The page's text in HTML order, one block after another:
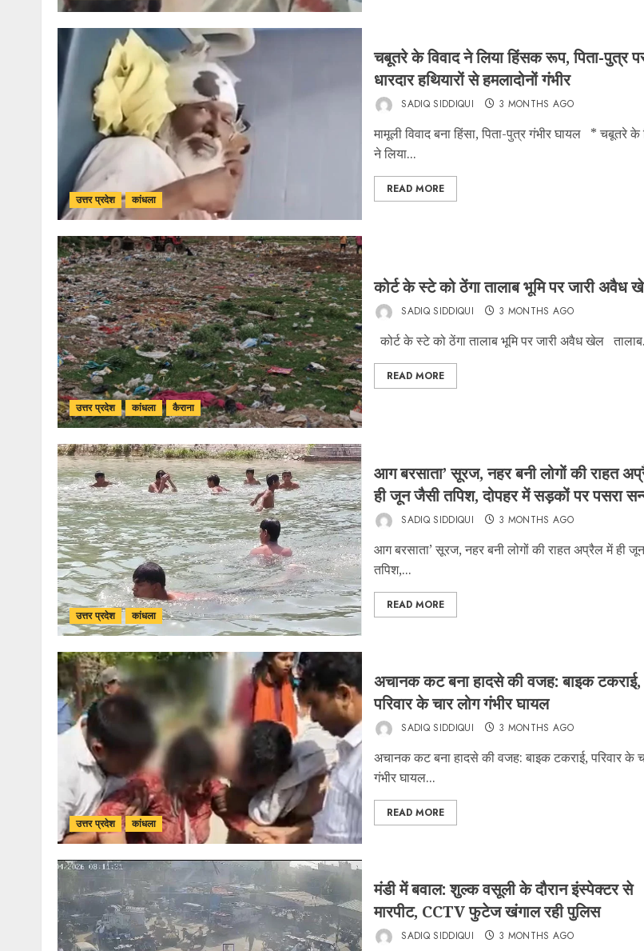
उत्तर प्रदेश कांधला
चबूतरे के विवाद ने लिया हिंसक रूप, पिता-पुत्र
धारदार हथियारों से हमलादोनों गंभीर
SADIQ SIDDIQUI 3 MONTHS AGO
मामूली विवाद बना हिंसा, पिता-पुत्र गंभीर घायल * चबूतरे के
ने लिया...
READ MORE
उत्तर प्रदेश कांधला कैराना
कोर्ट के स्टे को ठेंगा तालाब भूमि पर जारी अवैध
SADIQ SIDDIQUI 3 MONTHS AGO
कोर्ट के स्टे को ठेंगा तालाब भूमि पर जारी अवैध खेल
READ MORE
उत्तर प्रदेश कांधला
आग बरसाता’ सूरज, नहर बनी लोगों की राहत
ही जून जैसी तपिश, दोपहर में सड़कों पर पसरा
SADIQ SIDDIQUI 3 MONTHS AGO
आग बरसाता’ सूरज, नहर बनी लोगों की राहत अप्रैल में ही
तपिश,...
READ MORE
उत्तर प्रदेश कांधला
अचानक कट बना हादसे की वजह: बाइक टकराई,
परिवार के चार लोग गंभीर घायल
SADIQ SIDDIQUI 3 MONTHS AGO
अचानक कट बना हादसे की वजह: बाइक टकराई, परिवार के
गंभीर घायल...
READ MORE
मंडी में बवाल: शुल्क वसूली के दौरान इंस्पेक्टर से
मारपीट, CCTV फुटेज खंगाल रही पुलिस
SADIQ SIDDIQUI 3 MONTHS AGO